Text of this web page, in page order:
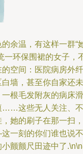
余温，有这样一群“
环保围裙的女子，
空间：医院病房外纤
墙，甚至你自家还未
根毛发附灰的病床滑
……这些无人关注、不
她的刷子在那一扫，
一刻的你们谁也说不
颤颤尺田迹中了